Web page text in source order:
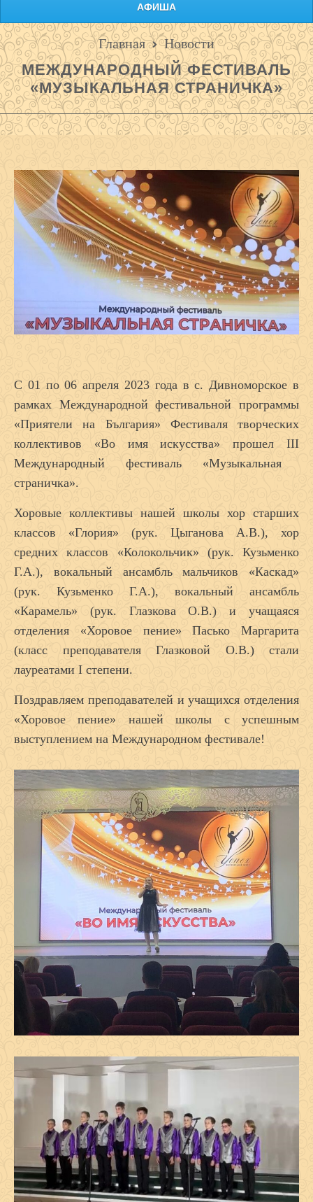
АФИША
Главная Новости
МЕЖДУНАРОДНЫЙ ФЕСТИВАЛЬ
«МУЗЫКАЛЬНАЯ СТРАНИЧКА»
С 01 по 06 апреля 2023 года в с. Дивноморское в
рамках Международной фестивальной программы
«Приятели на България» Фестиваля творческих
коллективов «Во имя искусства» прошел III
Международный фестиваль «Музыкальная
страничка».
Хоровые коллективы нашей школы хор старших
классов «Глория» (рук. Цыганова А.В.), хор
средних классов «Колокольчик» (рук. Кузьменко
Г.А.), вокальный ансамбль мальчиков «Каскад»
(рук. Кузьменко Г.А.), вокальный ансамбль
«Карамель» (рук. Глазкова О.В.) и учащаяся
отделения «Хоровое пение» Пасько Маргарита
(класс преподавателя Глазковой О.В.) стали
лауреатами I степени.
Поздравляем преподавателей и учащихся отделения
«Хоровое пение» нашей школы с успешным
выступлением на Международном фестивале!